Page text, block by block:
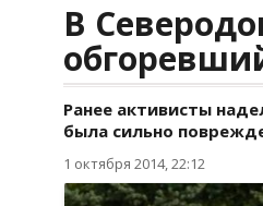
В
Ранее активисты
была сильно
1 октября 2014, 22:12